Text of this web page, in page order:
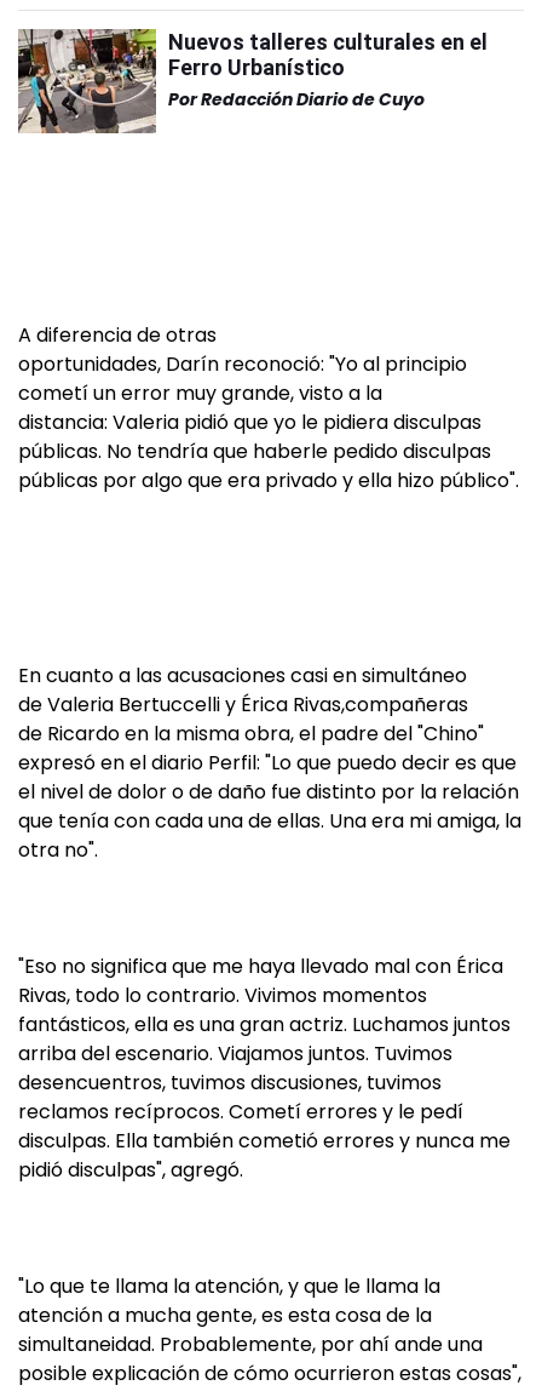
Nuevos talleres culturales en el
Ferro Urbanístico
PorRedacción Diario de Cuyo
A diferencia de otras
oportunidades, Darín reconoció: "Yo al principio
cometí un error muy grande, visto a la
distancia: Valeria pidió que yo le pidiera disculpas
públicas. No tendría que haberle pedido disculpas
públicas por algo que era privado y ella hizo público".
En cuanto a las acusaciones casi en simultáneo
de Valeria Bertuccelli y Érica Rivas,compañeras
de Ricardo en la misma obra, el padre del "Chino"
expresó en el diario Perfil: "Lo que puedo decir es que
el nivel de dolor o de daño fue distinto por la relación
que tenía con cada una de ellas. Una era mi amiga, la
otra no".
"Eso no significa que me haya llevado mal con Érica
Rivas, todo lo contrario. Vivimos momentos
fantásticos, ella es una gran actriz. Luchamos juntos
arriba del escenario. Viajamos juntos. Tuvimos
desencuentros, tuvimos discusiones, tuvimos
reclamos recíprocos. Cometí errores y le pedí
disculpas. Ella también cometió errores y nunca me
pidió disculpas", agregó.
"Lo que te llama la atención, y que le llama la
atención a mucha gente, es esta cosa de la
simultaneidad. Probablemente, por ahí ande una
posible explicación de cómo ocurrieron estas cosas",